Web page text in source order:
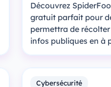
Découvrez
gratuit parfait pour
permettra de
infos publiques en à
Cybersécurité